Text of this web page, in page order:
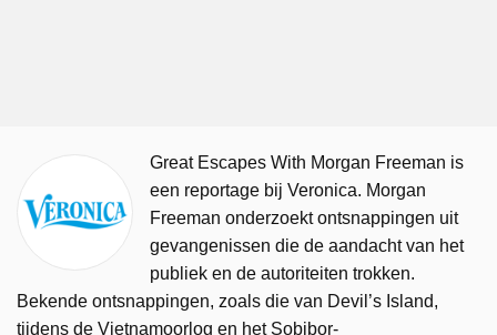
Great Escapes With Morgan Freeman is
een reportage bij Veronica. Morgan
Freeman onderzoekt ontsnappingen uit
gevangenissen die de aandacht van het
publiek en de autoriteiten trokken.
Bekende ontsnappingen, zoals die van Devil’s Island,
tijdens de Vietnamoorlog en het Sobibor-